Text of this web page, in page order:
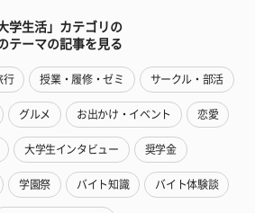
大学生活」カテゴリの
テーマの記事を見る
行 授業・履修・ゼミ サークル・部活
グルメ お出かけ・イベント 恋愛
大学生インタビュー 奨学金
学園祭 バイト知識 バイト体験談